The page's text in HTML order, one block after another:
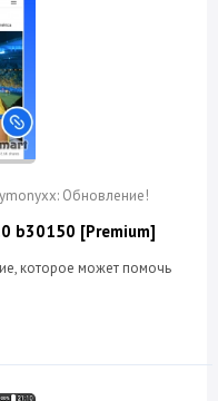
Обновление!
b30150 [Premium]
которое может помочь